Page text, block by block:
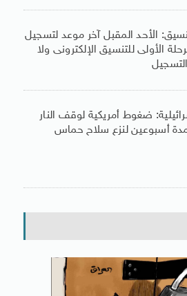
الأحد المقبل آخر موعد لتسجيل
الأولى للتنسيق الإلكترونى ولا
ضغوط أمريكية لوقف النار
أسبوعين لنزع سلاح حماس